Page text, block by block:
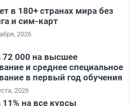
в 180+ странах мира без
и сим-карт
2026
72 000 на высшее
и среднее специальное
в первый год обучения
2026
на все курсы